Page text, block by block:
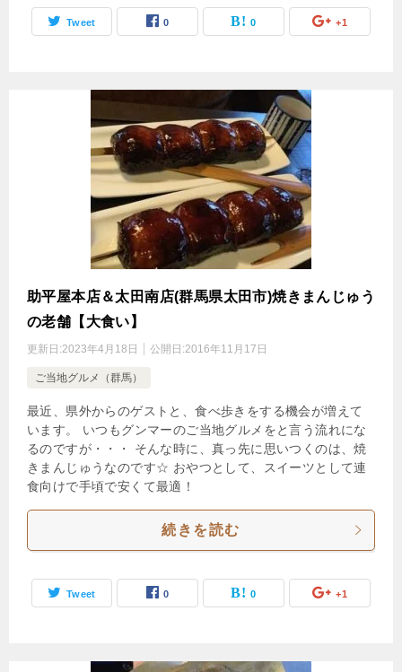
Tweet 0 0 +1
助平屋本店＆太田南店(群馬県太田市)焼きまんじゅう
の老舗【大食い】
更新日:2023年4月18日 公開日:2016年11月17日
ご当地グルメ（群馬）
最近、県外からのゲストと、食べ歩きをする機会が増えて
います。 いつもグンマーのご当地グルメをと言う流れにな
るのですが・・・ そんな時に、真っ先に思いつくのは、焼
きまんじゅうなのです☆ おやつとして、スイーツとして連
食向けで手頃で安くて最適！
続きを読む
Tweet 0 0 +1